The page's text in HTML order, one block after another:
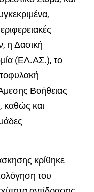
η Δασική
(ΕΛ.ΑΣ.), το
Βοήθειας
καθώς και
κρίθηκε
του